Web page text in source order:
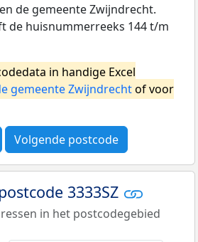
de gemeente Zwijndrecht.
de huisnummerreeks 144 t/m
in handige Excel
gemeente Zwijndrechtof voor
Volgende postcode
3333SZ
in het postcodegebied